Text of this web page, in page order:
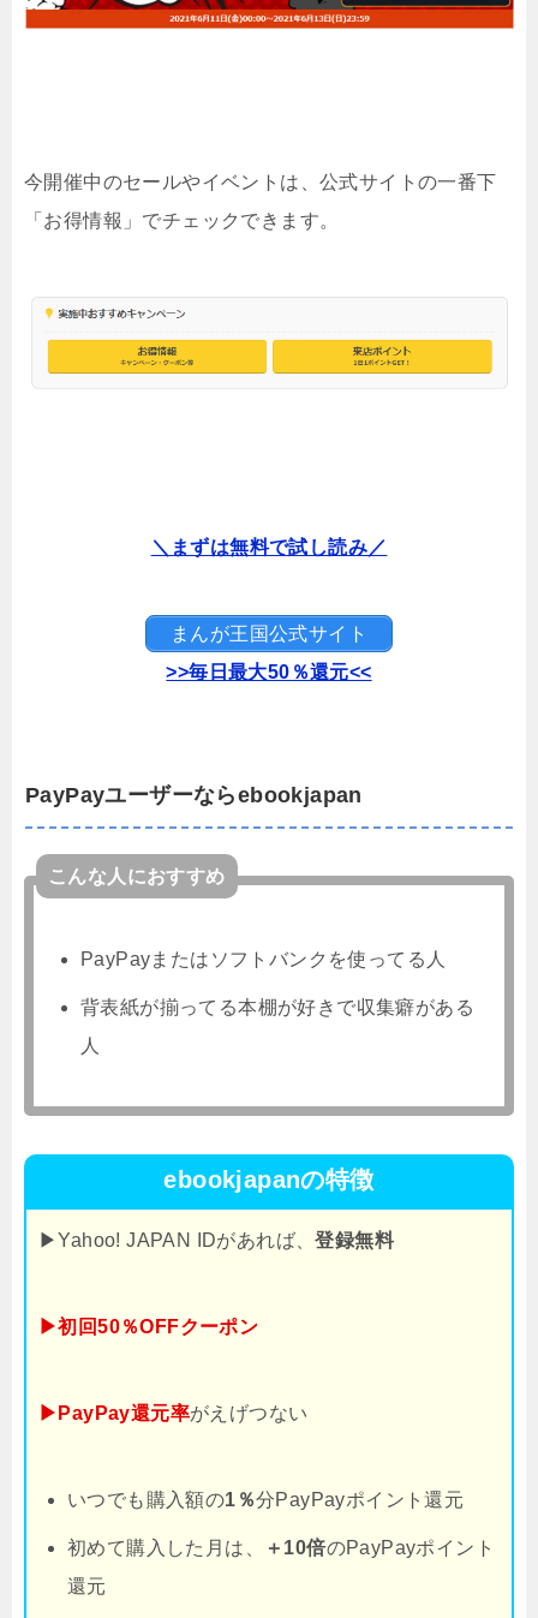
今開催中のセールやイベントは、公式サイトの一番下
「お得情報」でチェックできます。
＼まずは無料で試し読み／
まんが王国公式サイト
>>毎日最大50％還元<<
PayPayユーザーならebookjapan
こんな人におすすめ
PayPayまたはソフトバンクを使ってる人
背表紙が揃ってる本棚が好きで収集癖がある
人
ebookjapanの特徴
▶Yahoo! JAPAN IDがあれば、登録無料
▶初回50％OFFクーポン
▶PayPay還元率がえげつない
いつでも購入額の1％分PayPayポイント還元
初めて購入した月は、 ＋10倍のPayPayポイント
還元